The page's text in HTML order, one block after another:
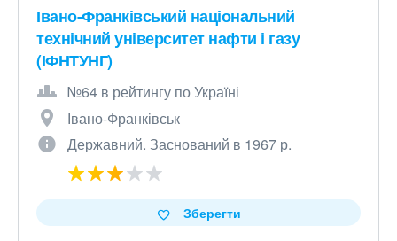
Івано-Франківський національний
технічний університет нафти і газу
(ІФНТУНГ)
№64 в рейтингу по Україні
Івано-Франківськ
Державний. Заснований в 1967 р.
Зберегти